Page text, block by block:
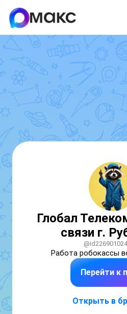
Глобал
связи г.
Работа робокассы
Перейти к
Открыть в